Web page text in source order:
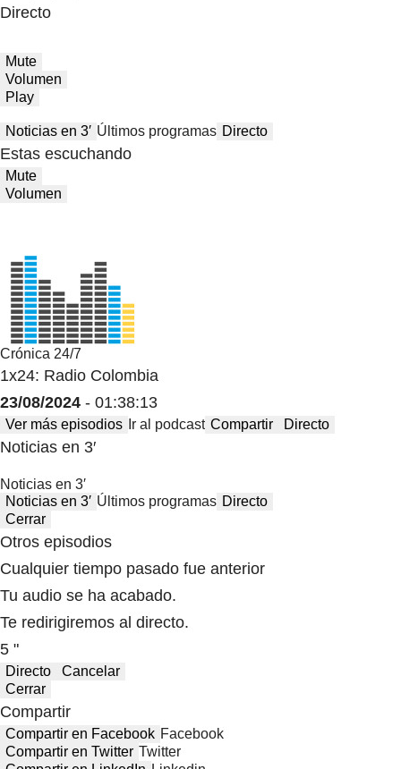
Directo
Mute
Volumen
Play
Noticias en 3′ Últimos programas Directo
Estas escuchando
Mute
Volumen
Crónica 24/7
1x24: Radio Colombia
23/08/2024 - 01:38:13
Ver más episodios Ir al podcast Compartir Directo
Noticias en 3′
Noticias en 3′
Noticias en 3′ Últimos programas Directo
Cerrar
Otros episodios
Cualquier tiempo pasado fue anterior
Tu audio se ha acabado.
Te redirigiremos al directo.
5 "
Directo
Cancelar
Cerrar
Compartir
Compartir en Facebook Facebook
Compartir en Twitter Twitter